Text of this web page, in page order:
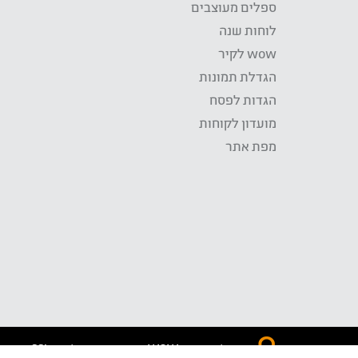
ספלים מעוצבים
לוחות שנה
wow לקיר
הגדלת תמונות
הגדות לפסח
מועדון לקוחות
מפת אתר
התשלום באתר WOW מאובטח בטכנולוגית SSL